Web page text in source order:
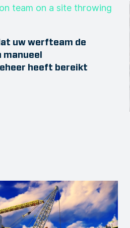
uw werfteam de
manueel
heeft bereikt